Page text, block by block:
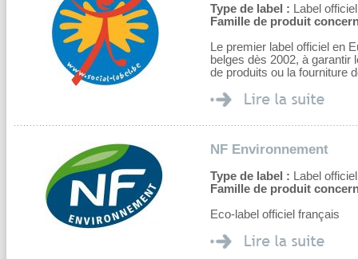
Type de label : Label officiel
Famille de produit
Le premier label officiel en
belges dès 2002, à
de produits ou la fourniture
NF Environnement
Type de label : Label officiel
Famille de produit
Eco-label officiel français